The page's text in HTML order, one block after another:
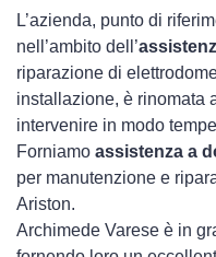
L’azienda, punto di
nell’ambito dell’
riparazione di
installazione, è rinomata
intervenire in modo
Forniamo assistenza a
per manutenzione e
Ariston.
Archimede Varese è in